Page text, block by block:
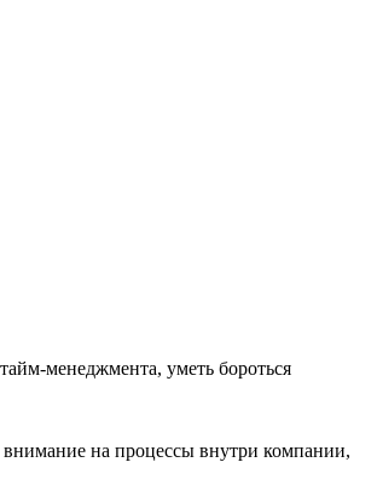
менеджмента, уметь бороться
внимание на процессы внутри компании,